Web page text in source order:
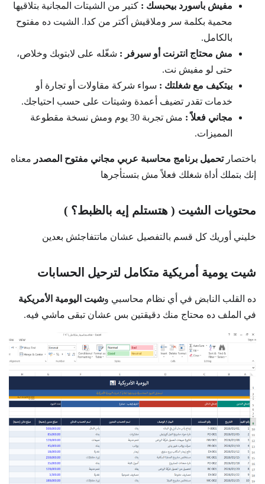
مفيش باسورد بيحبسك : كتير من الشيتات المجانية بتلاقيها
محمية بكلمة سر وملاقيش أكتر من كدا. الشيت ده مفتوح
بالكامل.
مش محتاج انترنت أو سيرفر : شغّله على لابتوبك وخلاص،
حتى لو مفيش نت.
بيتكيف مع شغلتك : سواء شركة مقاولات أو تجارة أو
خدمات تقدر تضيف أعمدة وشيتات على حسب احتياجك.
مجاني فعلاً :
مش تجربة 30 يوم ومش نسخة مقطوعة
المميزات.
باختصارتحميل برنامج محاسبة عربي مجاني مفتوح المصدر معناه
إنك بتملك أداة شغلك فعلاً مش بتستأجرها
محتويات الشيت ( هتستلم إيه بالظبط؟ )
خليني أوريك كل قسم بالتفصيل عشان ماتتفاجئش بعدين
شيت يومية أمريكية متكامل لترحيل الحسابات
ده القلب النابض في أي نظام محاسبي وشيت اليومية الأمريكية
في الملف ده محتاج منك دقيقتين بس عشان تبقى ماشي فيه.